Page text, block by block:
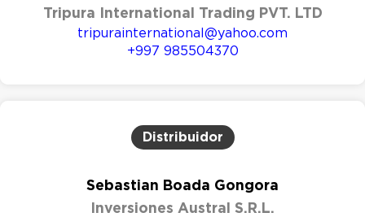
Tripura International Trading PVT. LTD
tripurainternational@yahoo.com
+997 985504370
Distribuidor
Sebastian Boada Gongora
Inversiones Austral S.R.L.